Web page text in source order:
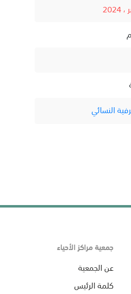
النسائي
جمعية مراكز الأحياء
عن الجمعية
كلمة الرئيس